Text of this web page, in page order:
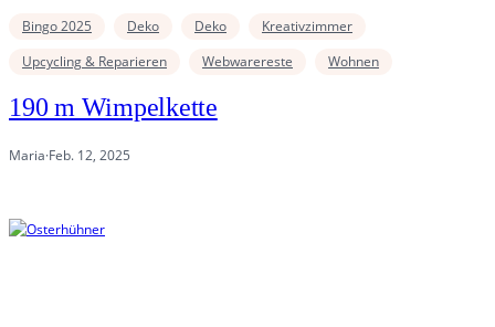
Bingo 2025 Deko Deko
Kreativzimmer
Upcycling & Reparieren
Webwarereste Wohnen
190 m Wimpelkette
Maria·Feb. 12, 2025